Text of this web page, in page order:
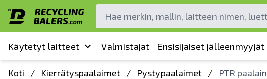
Käytetyt laitteet Valmistajat Ensisijaiset jälleenmyyjät
Koti / Kierrätyspaalaimet / Pystypaalaimet / PTR paalain